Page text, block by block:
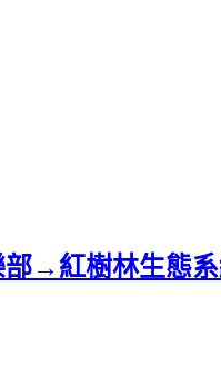
→紅樹林生態